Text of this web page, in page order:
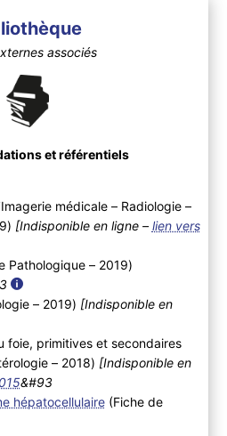
associés
et référentiels
médicale – Radiologie –
) [Indisponible en ligne – lien vers
Pathologique – 2019)
– 2019) [Indisponible en
foie, primitives et secondaires
– 2018) [Indisponible en
&#93
hépatocellulaire(Fiche de